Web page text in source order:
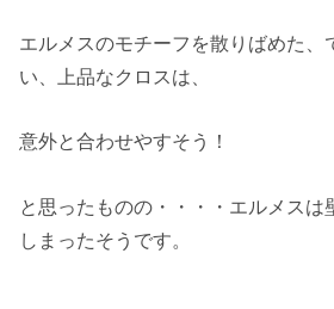
エルメスのモチーフを散りばめた、
い、上品なクロスは、
意外と合わせやすそう！
と思ったものの・・・・エルメスは
しまったそうです。